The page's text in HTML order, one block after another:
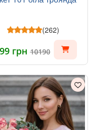
(262)
грн10190